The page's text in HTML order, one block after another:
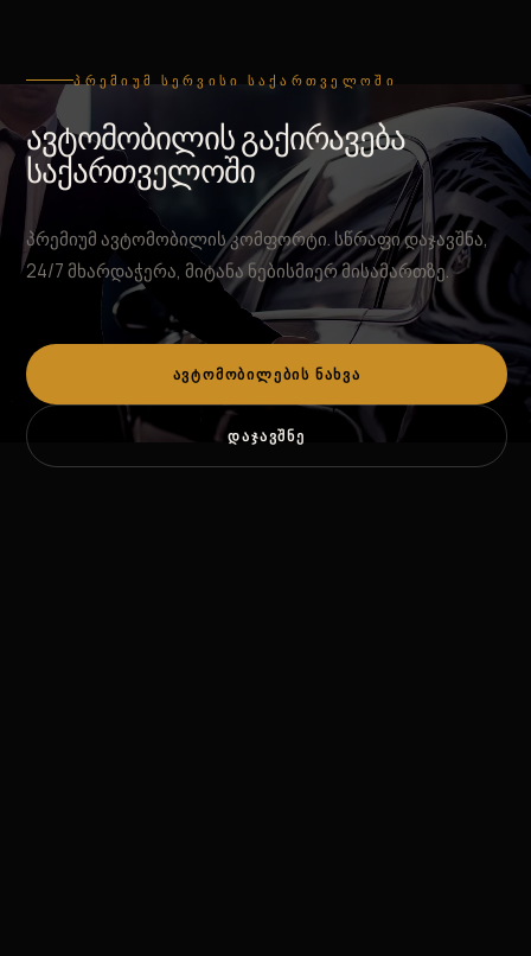
ᲞᲠᲔᲛᲘᲣᲛ ᲡᲔᲠᲕᲘᲡᲘ ᲡᲐᲥᲐᲠᲗᲕᲔᲚᲝᲨᲘ
ავტომობილის გაქირავება
საქართველოში
პრემიუმ ავტომობილის კომფორტი. სწრაფი დაჯავშნა,
24/7 მხარდაჭერა, მიტანა ნებისმიერ მისამართზე.
ᲐᲕᲢᲝᲛᲝᲑᲘᲚᲔᲑᲘᲡ ᲜᲐᲮᲕᲐ
ᲓᲐᲯᲐᲕᲨᲜᲔ